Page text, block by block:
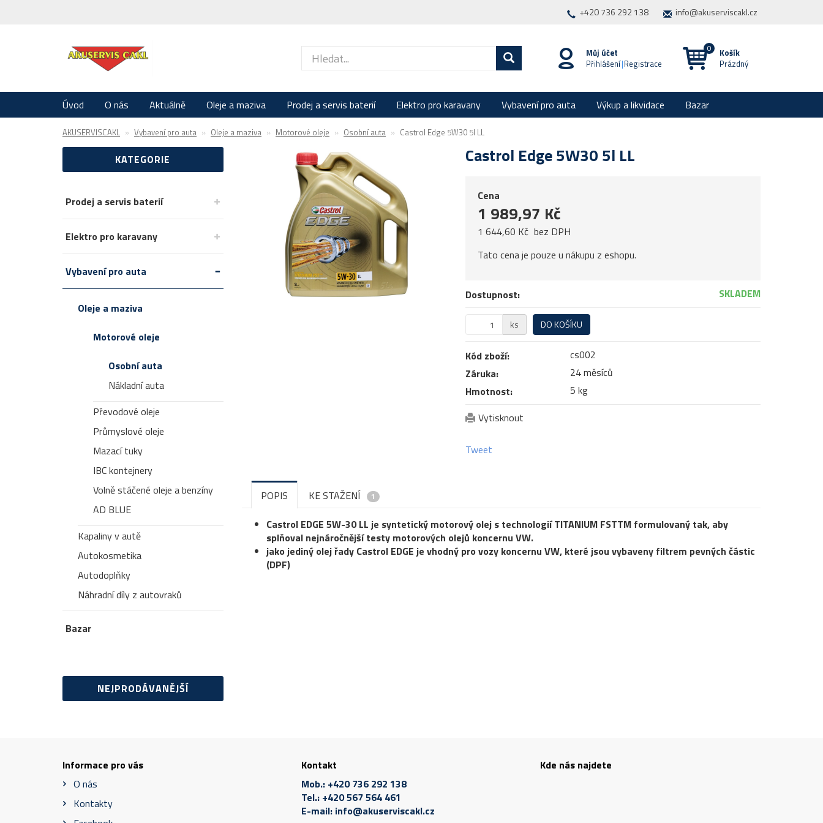
+420 736 292 138 info@akuserviscakl.cz
Můj účet
Přihlášení|Registrace
Košík
Prázdný
Úvod O nás Aktuálně Oleje a maziva Prodej a servis baterií Elektro pro karavany Vybavení pro auta Výkup a likvidace Bazar
AKUSERVISCAKL Vybavení pro auta Oleje a maziva Motorové oleje Osobní auta Castrol Edge 5W30 5l LL
KATEGORIE
Prodej a servis baterií
Elektro pro karavany
Vybavení pro auta
Oleje a maziva
Motorové oleje
Osobní auta
Nákladní auta
Převodové oleje
Průmyslové oleje
Mazací tuky
IBC kontejnery
Volně stáčené oleje a benzíny
AD BLUE
Kapaliny v autě
Autokosmetika
Autodoplňky
Náhradní díly z autovraků
Bazar
NEJPRODÁVANĚJŠÍ
Castrol Edge 5W30 5l LL
Cena
1 989,97 Kč
1 644,60 Kč bez DPH
Tato cena je pouze u nákupu z eshopu.
Dostupnost: SKLADEM
ks DO KOŠÍKU
Kód zboží:
cs002
Záruka:
24 měsíců
Hmotnost:
5 kg
Vytisknout
Tweet
POPIS KE STAŽENÍ 1
Castrol EDGE 5W-30 LL je syntetický motorový olej s technologií TITANIUM FSTTM formulovaný tak, aby
splňoval nejnáročnější testy motorových olejů koncernu VW.
jako jediný olej řady Castrol EDGE je vhodný pro vozy koncernu VW, které jsou vybaveny filtrem pevných částic
(DPF)
Informace pro vás
O nás
Kontakty
Kontakt
Mob.: +420 736 292 138
Tel.: +420 567 564 461
E-mail: info@akuserviscakl.cz
Kde nás najdete